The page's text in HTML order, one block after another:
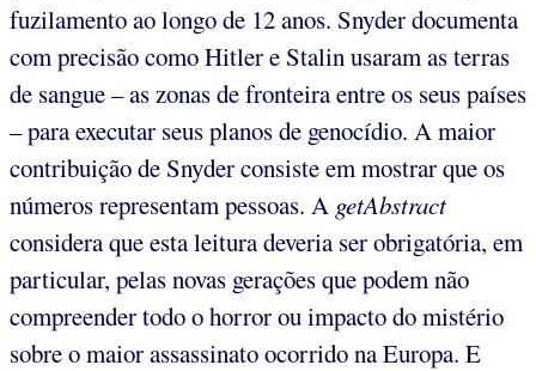
fuzilamento ao longo de 12 anos. Snyder documenta
com precisão como Hitler e Stalin usaram as terras
de sangue – as zonas de fronteira entre os seus países
– para executar seus planos de genocídio. A maior
contribuição de Snyder consiste em mostrar que os
números representam pessoas. A getAbstract
considera que esta leitura deveria ser obrigatória, em
particular, pelas novas gerações que podem não
compreender todo o horror ou impacto do mistério
sobre o maior assassinato ocorrido na Europa. E